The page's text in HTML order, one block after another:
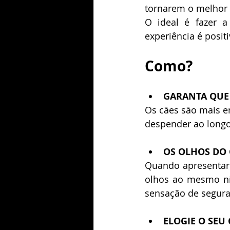
tornarem o
O ideal é fazer
experiência é
Como?
GARANTA
Os cães são mais
despender ao
OS OLHOS DO
Quando
olhos ao mesmo
sensação de
ELOGIE O SEU